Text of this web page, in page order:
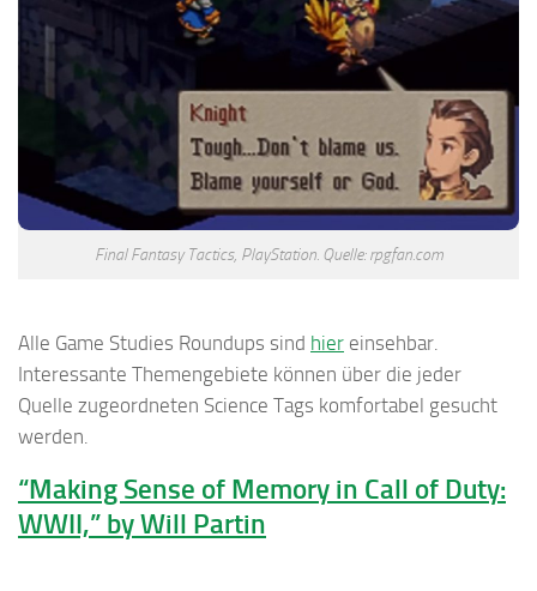
Final Fantasy Tactics, PlayStation. Quelle: rpgfan.com
Alle Game Studies Roundups sind hier einsehbar.
Interessante Themengebiete können über die jeder
Quelle zugeordneten Science Tags komfortabel gesucht
werden.
“Making Sense of Memory in Call of Duty:
WWII,” by Will Partin